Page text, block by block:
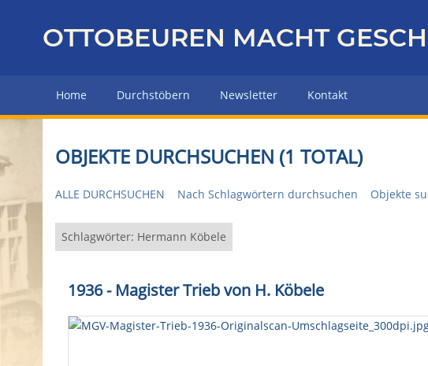
z
r
H
u
p
e
OTTOBEUREN MACHT
Home Durchstöbern Newsletter Kontakt
OBJEKTE DURCHSUCHEN (1 TOTAL)
ALLE DURCHSUCHEN Nach Schlagwörtern durchsuchen Objekte
Schlagwörter: Hermann Köbele
1936 - Magister Trieb von H. Köbele